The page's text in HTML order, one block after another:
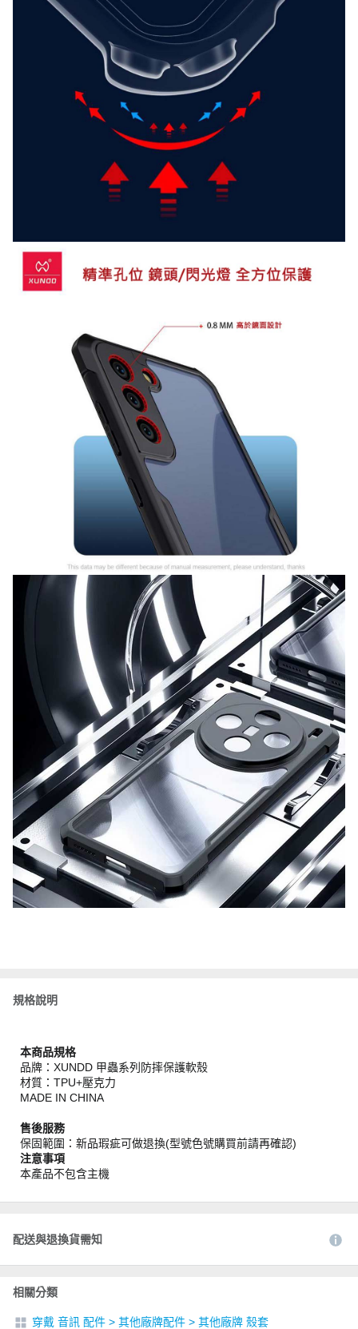
規格說明
本商品規格
品牌：XUNDD 甲蟲系列防摔保護軟殼
材質：TPU+壓克力
MADE IN CHINA
售後服務
保固範圍：新品瑕疵可做退換(型號色號購買前請再確認)
注意事項
本產品不包含主機
配送與退換貨需知
相關分類
穿戴 音訊 配件 > 其他廠牌配件 > 其他廠牌 殼套